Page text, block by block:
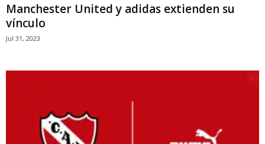
Manchester United y adidas extienden su
vínculo
Jul 31, 2023